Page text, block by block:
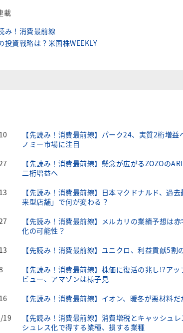
載
み！消費最前線
投資戦略は？米国株WEEKLY
【先読み！消費最前線】パーク24、実質2桁増
ノミー市場に注目
【先読み！消費最前線】懸念が広がるZOZOの
二桁増益へ
【先読み！消費最前線】日本マクドナルド、過
来型店舗」で何が変わる？
【先読み！消費最前線】メルカリの業績予想は
化の可能性？
【先読み！消費最前線】ユニクロ、利益貢献5割
【先読み！消費最前線】株価に復活の兆し!?ア
ビュー、アマゾンは様子見
【先読み！消費最前線】イオン、暖冬が悪材料
19
【先読み！消費最前線】消費増税とキャッシュ
シュレス化で得する業種、損する業種